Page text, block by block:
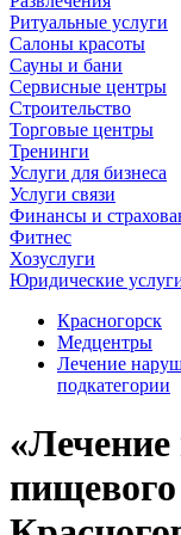
Ритуальные услуги
Салоны красоты
Сауны и бани
Сервисные центры
Строительство
Торговые центры
Тренинги
Услуги для бизнеса
Услуги связи
Финансы и
Фитнес
Хозуслуги
Юридические
Красногорск
Медцентры
Лечение
подкатегории
пищевого